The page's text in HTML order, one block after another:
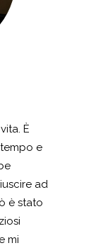
È
e
ad
è stato
mi